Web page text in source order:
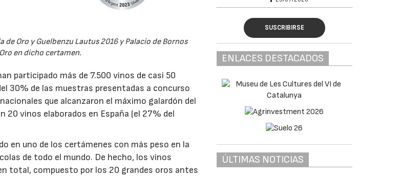
Oro y Guelbenzu Lautus 2016 y Palacio de Bornos
en dicho certamen.
participado más de 7.500 vinos de casi 50
30% de las muestras presentadas a concurso
que alcanzaron el máximo galardón del
20 vinos elaborados en España (el 27% del
en uno de los certámenes con más peso en la
de todo el mundo. De hecho, los vinos
total, compuesto por los 20 grandes oros antes
SUSCRIBIRSE
ENLACES DESTACADOS
ÚLTIMAS NOTICIAS